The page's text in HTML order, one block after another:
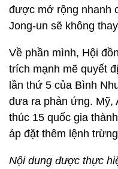
được mở rộng nhanh
Jong-un sẽ không
Về phần mình, Hội
trích mạnh mẽ quyết
lần thứ 5 của Bình
đưa ra phản ứng. Mỹ,
thúc 15 quốc gia
áp đặt thêm lệnh
Nội dung được thực